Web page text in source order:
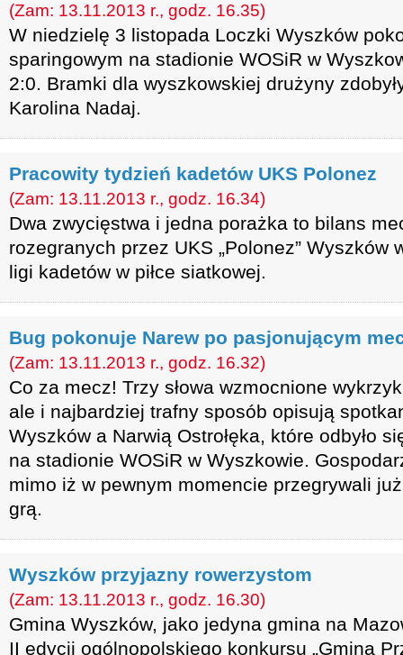
(Zam: 13.11.2013 r., godz. 16.35)
W niedzielę 3 listopada Loczki Wyszków
sparingowym na stadionie WOSiR w
2:0. Bramki dla wyszkowskiej drużyny
Karolina Nadaj.
Pracowity tydzień kadetów UKS Polonez
(Zam: 13.11.2013 r., godz. 16.34)
Dwa zwycięstwa i jedna porażka to bilans
rozegranych przez UKS „Polonez” Wyszków
ligi kadetów w piłce siatkowej.
Bug pokonuje Narew po pasjonującym
(Zam: 13.11.2013 r., godz. 16.32)
Co za mecz! Trzy słowa wzmocnione
ale i najbardziej trafny sposób opisują
Wyszków a Narwią Ostrołęka, które odbyło
na stadionie WOSiR w Wyszkowie.
mimo iż w pewnym momencie przegrywali
grą.
Wyszków przyjazny rowerzystom
(Zam: 13.11.2013 r., godz. 16.30)
Gmina Wyszków, jako jedyna gmina na
II edycji ogólnopolskiego konkursu „Gmina